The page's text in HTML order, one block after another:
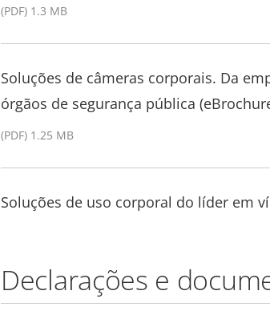
(PDF) 1.3 MB
Soluções de câmeras corporais. Da
órgãos de segurança pública
(PDF) 1.25 MB
Soluções de uso corporal do líder em
Declarações e